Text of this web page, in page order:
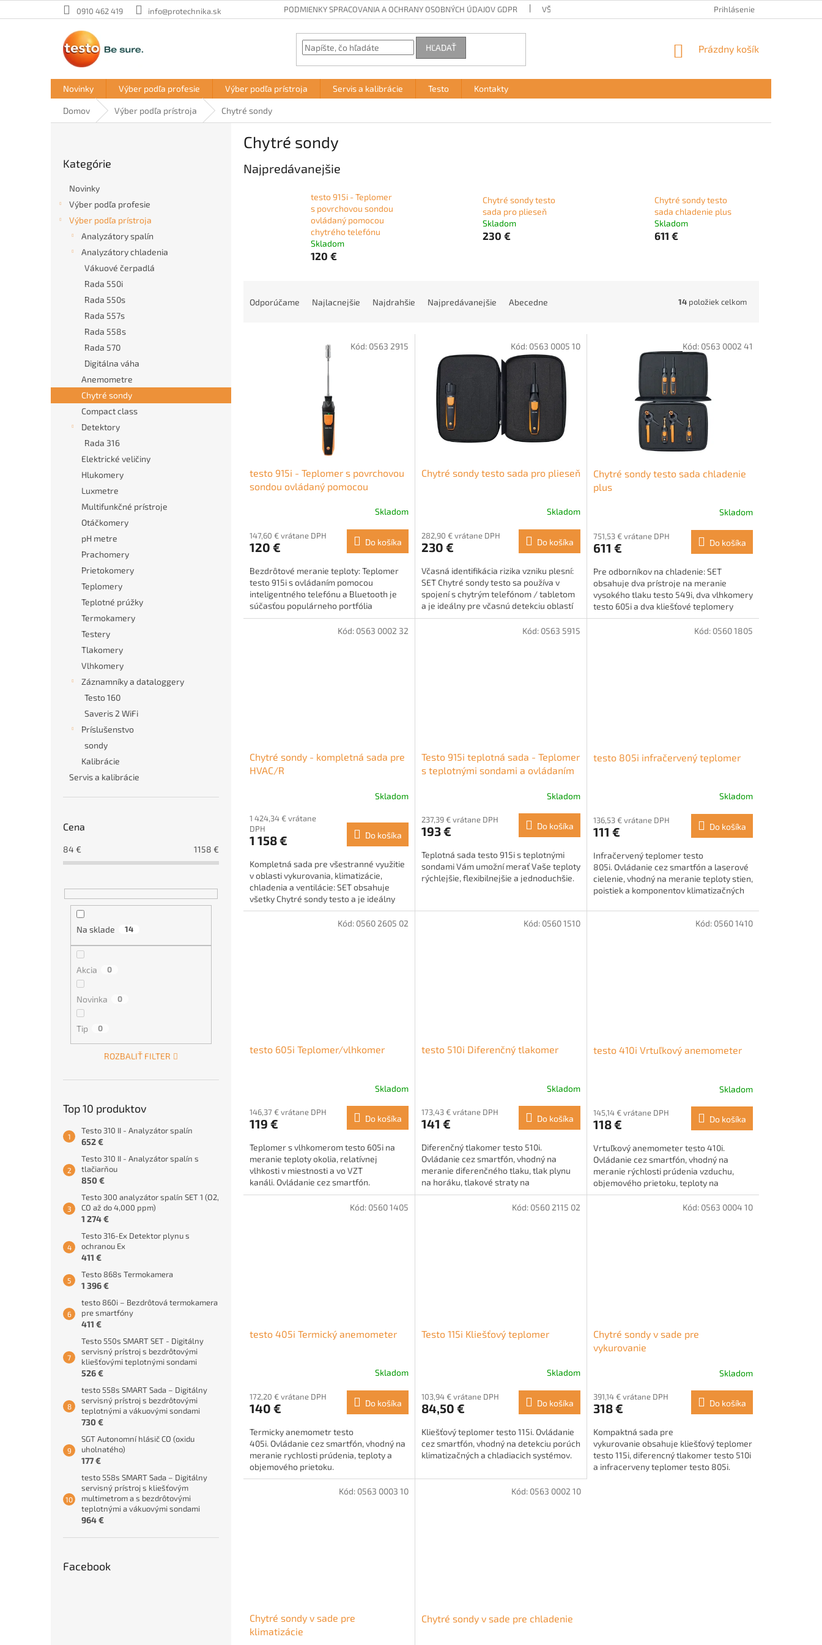
na
0910 462 419 info@protechnika.sk PODMIENKY SPRACOVANIA A OCHRANY OSOBNÝCH ÚDAJOV GDPR VŠEOBECNÉ OBCHODNÉ PODMIENKY OCHRANA OSOBNÝCH ÚDAJOV
Prihlásenie
HĽADAŤ
NÁKUPNÝ
Prázdny košík
Novinky Výber podľa profesie Výber podľa prístroja Servis a kalibrácie Testo Kontakty
Domov Výber podľa prístroja Chytré sondy
kategórie
Kategórie
Novinky
Výber podľa profesie
Výber podľa prístroja
Analyzátory spalín
Analyzátory chladenia
Vákuové čerpadlá
Rada 550i
Rada 550s
Rada 557s
Rada 558s
Rada 570
Digitálna váha
Anemometre
Chytré sondy
Compact class
Detektory
Rada 316
Elektrické veličiny
Hlukomery
Luxmetre
Multifunkčné prístroje
Otáčkomery
pH metre
Prachomery
Prietokomery
Teplomery
Teplotné prúžky
Termokamery
Testery
Tlakomery
Vlhkomery
Záznamníky a dataloggery
Testo 160
Saveris 2 WiFi
Príslušenstvo
sondy
Kalibrácie
Servis a kalibrácie
Cena
84 € 1158 €
Na sklade 14
Akcia 0
Novinka 0
Tip 0
ROZBALIŤ FILTER
Top 10 produktov
Testo 310 II - Analyzátor spalín
652 €
Testo 310 II - Analyzátor spalín s
tlačiarňou
850 €
Testo 300 analyzátor spalín SET 1 (O2,
CO až do 4,000 ppm)
1 274 €
Testo 316-Ex Detektor plynu s
ochranou Ex
411 €
Testo 868s Termokamera
1 396 €
testo 860i – Bezdrôtová termokamera
pre smartfóny
411 €
Testo 550s SMART SET - Digitálny
servisný prístroj s bezdrôtovými
kliešťovými teplotnými sondami
526 €
testo 558s SMART Sada – Digitálny
servisný prístroj s bezdrôtovými
teplotnými a vákuovými sondami
730 €
SGT Autonomní hlásič CO (oxidu
uholnatého)
177 €
testo 558s SMART Sada – Digitálny
servisný prístroj s kliešťovým
multimetrom a s bezdrôtovými
teplotnými a vákuovými sondami
964 €
Facebook
Chytré sondy
Najpredávanejšie
testo 915i - Teplomer
s povrchovou sondou
ovládaný pomocou
chytrého telefónu
Skladom
120 €
Chytré sondy testo
sada pro plieseň
Skladom
230 €
Chytré sondy testo
sada chladenie plus
Skladom
611 €
Odporúčame Najlacnejšie Najdrahšie Najpredávanejšie Abecedne 14 položiek celkom
testo 915i - Teplomer s povrchovou
sondou ovládaný pomocou
Skladom
147,60 € vrátane DPH
120 € Do košíka
Bezdrôtové meranie teploty: Teplomer
testo 915i s ovládaním pomocou
inteligentného telefónu a Bluetooth je
súčasťou populárneho portfólia
inteligentných sond...
Kód: 0563 2915
Chytré sondy testo sada pro plieseň
Skladom
282,90 € vrátane DPH
230 € Do košíka
Včasná identifikácia rizika vzniku plesní:
SET Chytré sondy testo sa používa v
spojení s chytrým telefónom / tabletom
a je ideálny pre včasnú detekciu oblastí
náchylných na...
Kód: 0563 0005 10
Chytré sondy testo sada chladenie
plus
Skladom
751,53 € vrátane DPH
611 € Do košíka
Pre odborníkov na chladenie: SET
obsahuje dva prístroje na meranie
vysokého tlaku testo 549i, dva vlhkomery
testo 605i a dva kliešťové teplomery
testo 115i. SET sa používa v...
Kód: 0563 0002 41
Chytré sondy - kompletná sada pre
HVAC/R
Skladom
1 424,34 € vrátane
DPH
1 158 € Do košíka
Kompletná sada pre všestranné využitie
v oblasti vykurovania, klimatizácie,
chladenia a ventilácie: SET obsahuje
všetky Chytré sondy testo a je ideálny
pre vykonávanie funkčných...
Kód: 0563 0002 32
Testo 915i teplotná sada - Teplomer
s teplotnými sondami a ovládaním
Skladom
237,39 € vrátane DPH
193 € Do košíka
Teplotná sada testo 915i s teplotnými
sondami Vám umožní merať Vaše teploty
rýchlejšie, flexibilnejšie a jednoduchšie.
Kód: 0563 5915
testo 805i infračervený teplomer
Skladom
136,53 € vrátane DPH
111 € Do košíka
Infračervený teplomer testo
805i. Ovládanie cez smartfón a laserové
cielenie, vhodný na meranie teploty stien,
poistiek a komponentov klimatizačných
Kód: 0560 1805
testo 605i Teplomer/vlhkomer
Skladom
146,37 € vrátane DPH
119 € Do košíka
Teplomer s vlhkomerom testo 605i na
meranie teploty okolia, relatívnej
vlhkosti v miestnosti a vo VZT
kanáli. Ovládanie cez smartfón.
Kód: 0560 2605 02
testo 510i Diferenčný tlakomer
Skladom
173,43 € vrátane DPH
141 € Do košíka
Diferenčný tlakomer testo 510i.
Ovládanie cez smartfón, vhodný na
meranie diferenčného tlaku, tlak plynu
na horáku, tlakové straty na
ventilátoroch a filtroch a na skúšku...
Kód: 0560 1510
testo 410i Vrtuľkový anemometer
Skladom
145,14 € vrátane DPH
118 € Do košíka
Vrtuľkový anemometer testo 410i.
Ovládanie cez smartfón, vhodný na
meranie rýchlosti prúdenia vzduchu,
objemového prietoku, teploty na
výustkách VZT a pre reguláciu prúdenia...
Kód: 0560 1410
testo 405i Termický anemometer
Skladom
172,20 € vrátane DPH
140 € Do košíka
Termicky anemometr testo
405i. Ovládanie cez smartfón, vhodný na
meranie rychlosti prúdenia, teploty a
objemového prietoku.
Kód: 0560 1405
Testo 115i Kliešťový teplomer
Skladom
103,94 € vrátane DPH
84,50 € Do košíka
Kliešťový teplomer testo 115i. Ovládanie
cez smartfón, vhodný na detekciu porúch
klimatizačných a chladiacich systémov.
Kód: 0560 2115 02
Chytré sondy v sade pre
vykurovanie
Skladom
391,14 € vrátane DPH
318 € Do košíka
Kompaktná sada pre
vykurovanie obsahuje kliešťový teplomer
testo 115i, diferencný tlakomer testo 510i
a infracerveny teplomer testo 805i.
Kód: 0563 0004 10
Chytré sondy v sade pre
klimatizácie
Kód: 0563 0003 10
Chytré sondy v sade pre chladenie
Kód: 0563 0002 10